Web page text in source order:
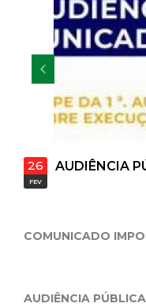
26
FEV
AUDIÊNCIA
COMUNICADO
AUDIÊNCIA PÚBLICA